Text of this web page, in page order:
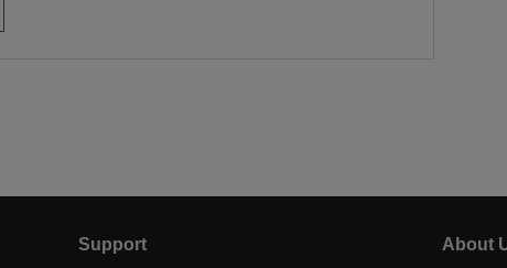
Support About